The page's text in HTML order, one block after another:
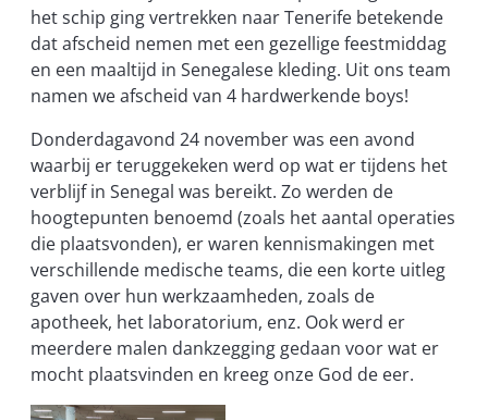
het schip ging vertrekken naar Tenerife betekende
dat afscheid nemen met een gezellige feestmiddag
en een maaltijd in Senegalese kleding. Uit ons team
namen we afscheid van 4 hardwerkende boys!
Donderdagavond 24 november was een avond
waarbij erteruggekeken werd op wat er tijdens het
verblijf in Senegal was bereikt. Zo werden de
hoogtepunten benoemd (zoals het aantal operaties
die plaatsvonden), er waren kennismakingen met
verschillende medische teams, die een korte uitleg
gaven over hun werkzaamheden, zoals de
apotheek, het laboratorium, enz. Ook werd er
meerdere malen dankzegging gedaan voor wat er
mocht plaatsvinden en kreeg onze God de eer.